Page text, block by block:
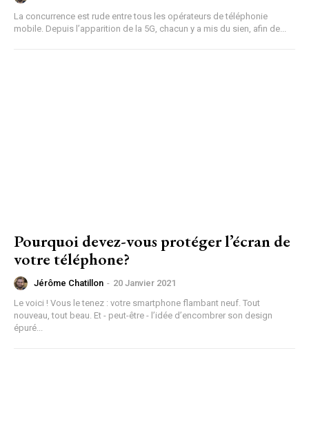
La concurrence est rude entre tous les opérateurs de téléphonie
mobile. Depuis l’apparition de la 5G, chacun y a mis du sien, afin de...
Pourquoi devez-vous protéger l’écran de
votre téléphone?
Jérôme Chatillon - 20 Janvier 2021
Le voici ! Vous le tenez : votre smartphone flambant neuf. Tout
nouveau, tout beau. Et - peut-être - l’idée d’encombrer son design
épuré...